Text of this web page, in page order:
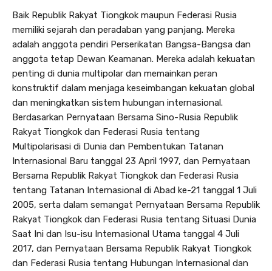
Baik Republik Rakyat Tiongkok maupun Federasi Rusia
memiliki sejarah dan peradaban yang panjang. Mereka
adalah anggota pendiri Perserikatan Bangsa-Bangsa dan
anggota tetap Dewan Keamanan. Mereka adalah kekuatan
penting di dunia multipolar dan memainkan peran
konstruktif dalam menjaga keseimbangan kekuatan global
dan meningkatkan sistem hubungan internasional.
Berdasarkan Pernyataan Bersama Sino-Rusia Republik
Rakyat Tiongkok dan Federasi Rusia tentang
Multipolarisasi di Dunia dan Pembentukan Tatanan
Internasional Baru tanggal 23 April 1997, dan Pernyataan
Bersama Republik Rakyat Tiongkok dan Federasi Rusia
tentang Tatanan Internasional di Abad ke-21 tanggal 1 Juli
2005, serta dalam semangat Pernyataan Bersama Republik
Rakyat Tiongkok dan Federasi Rusia tentang Situasi Dunia
Saat Ini dan Isu-isu Internasional Utama tanggal 4 Juli
2017, dan Pernyataan Bersama Republik Rakyat Tiongkok
dan Federasi Rusia tentang Hubungan Internasional dan